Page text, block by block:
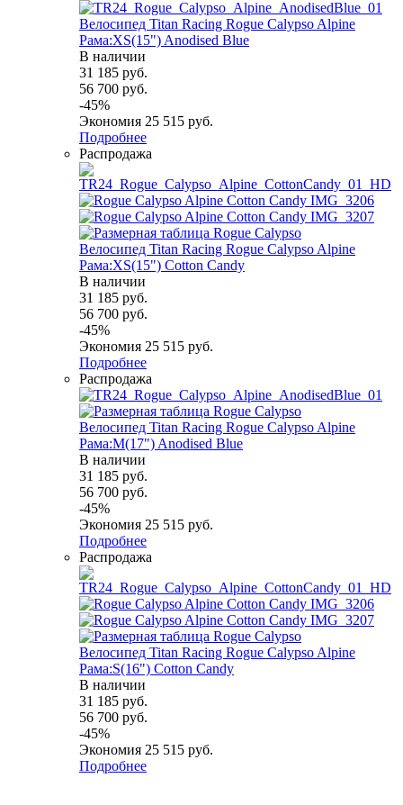
Велосипед Titan Racing Rogue Calypso Alpine
Рама:XS(15") Anodised Blue
В наличии
31 185 руб.
56 700 руб.
-45%
Экономия 25 515 руб.
Подробнее
Распродажа
Велосипед Titan Racing Rogue Calypso Alpine
Рама:XS(15") Cotton Candy
В наличии
31 185 руб.
56 700 руб.
-45%
Экономия 25 515 руб.
Подробнее
Распродажа
Велосипед Titan Racing Rogue Calypso Alpine
Рама:M(17") Anodised Blue
В наличии
31 185 руб.
56 700 руб.
-45%
Экономия 25 515 руб.
Подробнее
Распродажа
Велосипед Titan Racing Rogue Calypso Alpine
Рама:S(16") Cotton Candy
В наличии
31 185 руб.
56 700 руб.
-45%
Экономия 25 515 руб.
Подробнее